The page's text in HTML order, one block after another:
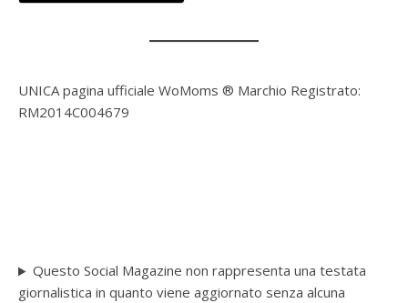
UNICA pagina ufficiale WoMoms ® Marchio Registrato:
RM2014C004679
Questo Social Magazine non rappresenta una testata
giornalistica in quanto viene aggiornato senza alcuna